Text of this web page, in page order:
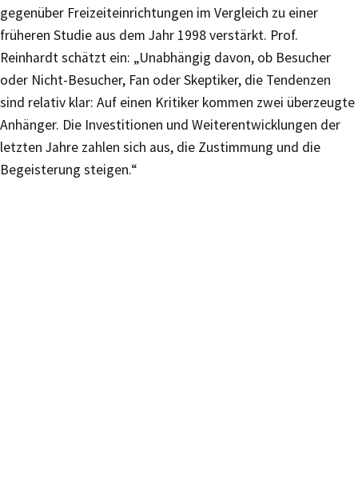
gegenüber Freizeiteinrichtungen im Vergleich zu einer
früheren Studie aus dem Jahr 1998 verstärkt. Prof.
Reinhardt schätzt ein: „Unabhängig davon, ob Besucher
oder Nicht-Besucher, Fan oder Skeptiker, die Tendenzen
sind relativ klar: Auf einen Kritiker kommen zwei überzeugte
Anhänger. Die Investitionen und Weiterentwicklungen der
letzten Jahre zahlen sich aus, die Zustimmung und die
Begeisterung steigen.“